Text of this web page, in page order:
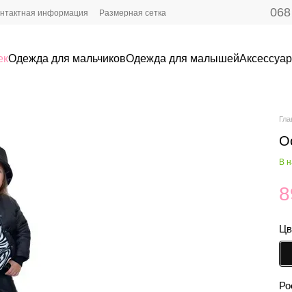
информация
Размерная сетка
Одежда для мальчиковОдежда для малышей
В